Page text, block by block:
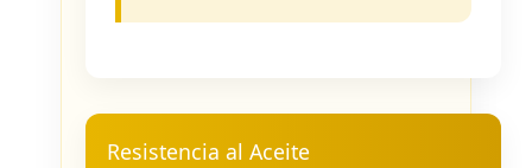
Resistencia al Aceite